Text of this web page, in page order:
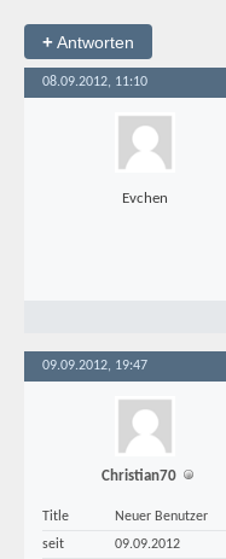
+Antworten
08.09.2012, 11:10
Evchen
09.09.2012, 19:47
Christian70
Title
Neuer Benutzer
seit
09.09.2012